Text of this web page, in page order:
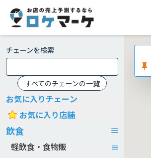
チェーンを検索
すべてのチェーンの一覧
お気に入りチェーン
お気に入り店舗
飲食
軽飲食・食物販